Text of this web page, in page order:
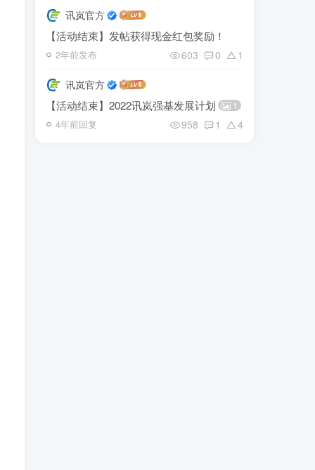
讯岚官方
【活动结束】发帖获得现金红包奖励！
2年前发布 603 0 1
讯岚官方
【活动结束】2022讯岚强基发展计划 1
4年前回复 958 1 4